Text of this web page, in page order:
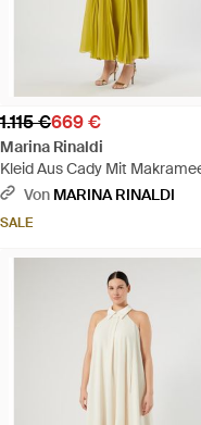
1.115 €669 €
Marina Rinaldi
Kleid Aus Cady Mit
Und Strass - Gelb
Von MARINA RINALDI
SALE